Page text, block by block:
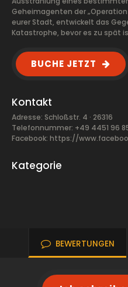
Geheimagenten der
eurer Stadt, entwickelt das
Katastrophe, bevor es zu spät
BUCHE JETZT
Kontakt
Adresse: Schloßstr. 4 · 26316
Telefonnummer: +49 4451 96
Facebook: https://
Kategorie
BEWERTUNGEN